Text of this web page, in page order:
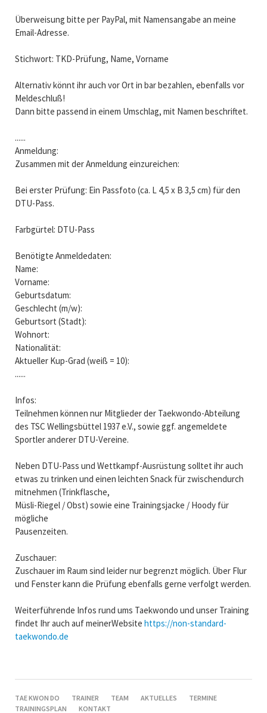
Überweisung bitte per PayPal, mit Namensangabe an meine
Email-Adresse.
Stichwort: TKD-Prüfung, Name, Vorname
Alternativ könnt ihr auch vor Ort in bar bezahlen, ebenfalls vor
Meldeschluß!
Dann bitte passend in einem Umschlag, mit Namen beschriftet.
......
Anmeldung:
Zusammen mit der Anmeldung einzureichen:
Bei erster Prüfung: Ein Passfoto (ca. L 4,5 x B 3,5 cm) für den
DTU-Pass.
Farbgürtel: DTU-Pass
Benötigte Anmeldedaten:
Name:
Vorname:
Geburtsdatum:
Geschlecht (m/w):
Geburtsort (Stadt):
Wohnort:
Nationalität:
Aktueller Kup-Grad (weiß = 10):
......
Infos:
Teilnehmen können nur Mitglieder der Taekwondo-Abteilung
des TSC Wellingsbüttel 1937 e.V., sowie ggf. angemeldete
Sportler anderer DTU-Vereine.
Neben DTU-Pass und Wettkampf-Ausrüstung solltet ihr auch
etwas zu trinken und einen leichten Snack für zwischendurch
mitnehmen (Trinkflasche,
Müsli-Riegel / Obst) sowie eine Trainingsjacke / Hoody für
mögliche
Pausenzeiten.
Zuschauer:
Zuschauer im Raum sind leider nur begrenzt möglich. Über Flur
und Fenster kann die Prüfung ebenfalls gerne verfolgt werden.
Weiterführende Infos rund ums Taekwondo und unser Training
findet Ihr auch auf meinerWebsite https://non-standard-
taekwondo.de
NAVIGATION
ÜBERSPRINGEN
TAE KWON DO TRAINER TEAM AKTUELLES
TERMINE
TRAININGSPLAN
KONTAKT